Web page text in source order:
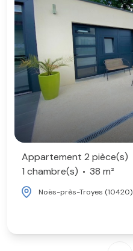
Appartement 2 pièce(s)
1 chambre(s)
38 m²
Noës-près-Troyes (10420)